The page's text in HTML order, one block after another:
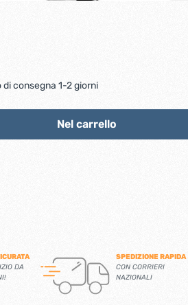
consegna 1-2 giorni
Nel carrello
DA
SPEDIZIONE RAPIDA
CON CORRIERI
NAZIONALI